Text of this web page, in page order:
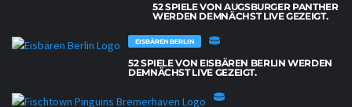
52 SPIELE VON AUGSBURGER PANTHER
WERDEN DEMNÄCHST LIVE GEZEIGT.
EISBÄREN BERLIN
52 SPIELE VON EISBÄREN BERLIN WERDEN
DEMNÄCHST LIVE GEZEIGT.